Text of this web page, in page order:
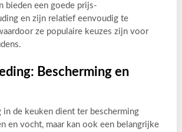
bieden een goede prijs-
en zijn relatief eenvoudig te
ze populaire keuzes zijn voor
Bescherming en
in de keuken dient ter bescherming
en vocht, maar kan ook een belangrijke